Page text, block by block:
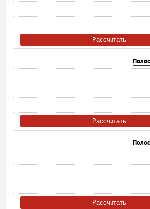
Рассчитать
Рассчитать
Рассчитать